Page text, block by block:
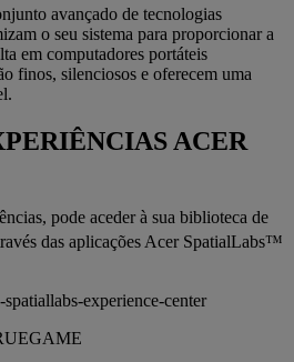
avançado de tecnologias
o seu sistema para proporcionar a
em computadores portáteis
finos, silenciosos e oferecem uma
ACER
pode aceder à sua biblioteca de
das aplicações Acer SpatialLabs™